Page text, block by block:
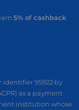
5% of cashback
identifier 95922 by
as a payment
institution whose